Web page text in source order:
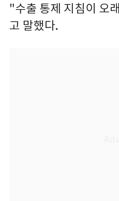
"수출 통제 지침이 오
고 말했다.